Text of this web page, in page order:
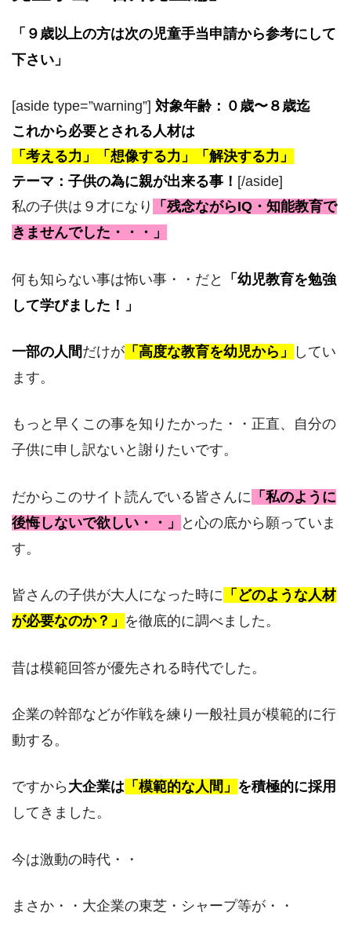
「９歳以上の方は次の児童手当申請から参考にして
下さい」
[aside type=”warning”] 対象年齢：０歳〜８歳迄
これから必要とされる人材は
「考える力」「想像する力」「解決する力」
テーマ：子供の為に親が出来る事！ [/aside]
私の子供は９才になり
「残念ながらIQ・知能教育で
きませんでした・・・」
何も知らない事は怖い事・・だと
「幼児教育を勉強
して学びました！」
一部の人間だけが 「高度な教育を幼児から」
してい
ます。
もっと早くこの事を知りたかった・・正直、自分の
子供に申し訳ないと謝りたいです。
だからこのサイト読んでいる皆さんに 「私のように
後悔しないで欲しい・・」
と心の底から願っていま
す。
皆さんの子供が大人になった時に 「どのような人材
が必要なのか？」 を徹底的に調べました。
昔は模範回答が優先される時代でした。
企業の幹部などが作戦を練り一般社員が模範的に行
動する。
ですから 大企業は 「模範的な人間」 を積極的に採用
してきました。
今は激動の時代・・
まさか・・大企業の東芝・シャープ等が・・